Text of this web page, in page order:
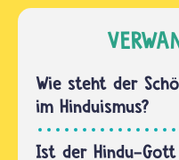
benutzen,
wenn…
heilig
auch
viele
Hindus
Rinder in
Wie steht der
im Hinduismus?
Ist der Hindu-Gott